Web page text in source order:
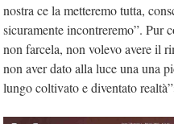
nostra ce la metteremo tutta,
sicuramente incontreremo”. Pur
non farcela, non volevo avere il
non aver dato alla luce una una
lungo coltivato e diventato